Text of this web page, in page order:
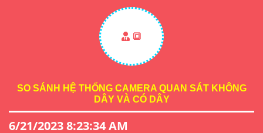
🔳
SO SÁNH HỆ THỐNG CAMERA QUAN SÁT KHÔNG
DÂY VÀ CÓ DÂY
6/21/2023 8:23:34 AM